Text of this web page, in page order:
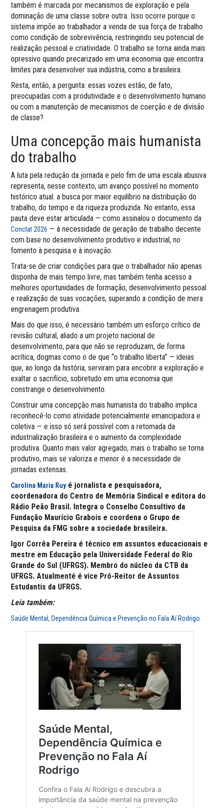
também é marcada por mecanismos de exploração e pela
dominação de uma classe sobre outra. Isso ocorre porque o
sistema impõe ao trabalhador a venda de sua força de trabalho
como condição de sobrevivência, restringindo seu potencial de
realização pessoal e criatividade. O trabalho se torna ainda mais
opressivo quando precarizado em uma economia que encontra
limites para desenvolver sua indústria, como a brasileira.
Resta, então, a pergunta: essas vozes estão, de fato,
preocupadas com a produtividade e o desenvolvimento humano
ou com a manutenção de mecanismos de coerção e de divisão
de classe?
Uma concepção mais humanista
do trabalho
A luta pela redução da jornada e pelo fim de uma escala abusiva
representa, nesse contexto, um avanço possível no momento
histórico atual: a busca por maior equilíbrio na distribuição do
trabalho, do tempo e da riqueza produzida. No entanto, essa
pauta deve estar articulada — como assinalou o documento da
Conclat 2026 — à necessidade de geração de trabalho decente
com base no desenvolvimento produtivo e industrial, no
fomento à pesquisa e à inovação.
Trata-se de criar condições para que o trabalhador não apenas
disponha de mais tempo livre, mas também tenha acesso a
melhores oportunidades de formação, desenvolvimento pessoal
e realização de suas vocações, superando a condição de mera
engrenagem produtiva.
Mais do que isso, é necessário também um esforço crítico de
revisão cultural, aliado a um projeto nacional de
desenvolvimento, para que não se reproduzam, de forma
acrítica, dogmas como o de que “o trabalho liberta” — ideias
que, ao longo da história, serviram para encobrir a exploração e
exaltar o sacrifício, sobretudo em uma economia que
constrange o desenvolvimento.
Construir uma concepção mais humanista do trabalho implica
reconhecê-lo como atividade potencialmente emancipadora e
coletiva — e isso só será possível com a retomada da
industrialização brasileira e o aumento da complexidade
produtiva. Quanto mais valor agregado, mais o trabalho se torna
produtivo, mais se valoriza e menor é a necessidade de
jornadas extensas.
Carolina Maria Ruyé jornalista e pesquisadora,
coordenadora do Centro de Memória Sindical e editora do
Rádio Peão Brasil. Integra o Conselho Consultivo da
Fundação Maurício Grabois e coordena o Grupo de
Pesquisa da FMG sobre a sociedade brasileira.
Igor Corrêa Pereira é técnico em assuntos educacionais e
mestre em Educação pela Universidade Federal do Rio
Grande do Sul (UFRGS). Membro do núcleo da CTB da
UFRGS. Atualmenté é vice Pró-Reitor de Assuntos
Estudantis da UFRGS.
Leia também:
Saúde Mental, Dependência Química e Prevenção no Fala Aí Rodrigo